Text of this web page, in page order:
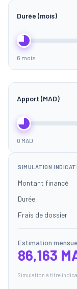
Durée (mois)
6 mois
Apport (MAD)
0 MAD
SIMULATION
Montant financé
Durée
Frais de dossier
Estimation
86,163
Simulation à titre